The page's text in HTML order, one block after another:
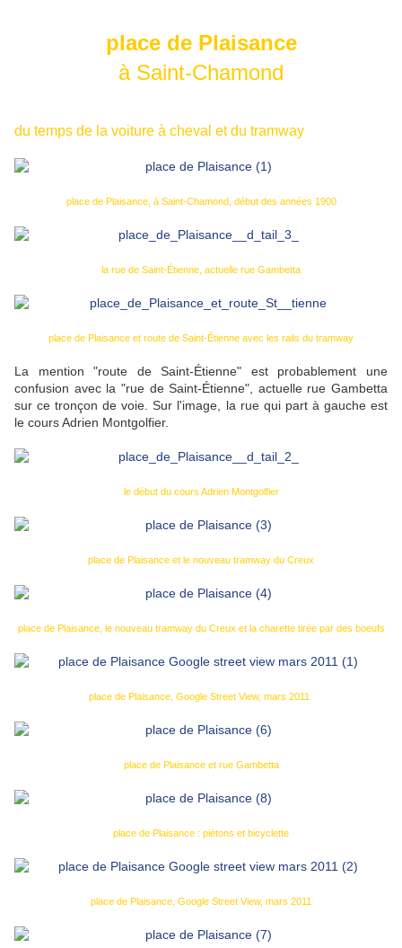
place de Plaisance
à Saint-Chamond
du temps de la voiture à cheval et du tramway
place de Plaisance, à Saint-Chamond, début des années 1900
la rue de Saint-Étienne, actuelle rue Gambetta
place de Plaisance et route de Saint-Étienne avec les rails du tramway
La mention "route de Saint-Étienne" est probablement une
confusion avec la "rue de Saint-Étienne", actuelle rue Gambetta
sur ce tronçon de voie. Sur l'image, la rue qui part à gauche est
le cours Adrien Montgolfier.
le début du cours Adrien Montgolfier
place de Plaisance et le nouveau tramway du Creux
place de Plaisance, le nouveau tramway du Creux et la charette tirée par des boeufs
place de Plaisance, Google Street View, mars 2011
place de Plaisance et rue Gambetta
place de Plaisance : piétons et bicyclette
place de Plaisance, Google Street View, mars 2011